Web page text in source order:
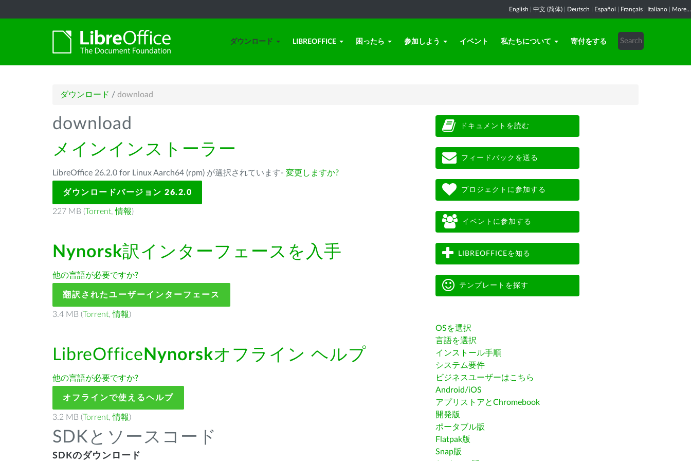
English 中文 (简体) Deutsch Español Français Italiano More...
ダウンロード LIBREOFFICE 困ったら 参加しよう イベント 私たちについて 寄付をする
ダウンロード / download
download
メインインストーラー
LibreOffice 26.2.0 for Linux Aarch64 (rpm) が選択されています- 変更しますか?
ダウンロードバージョン 26.2.0
227 MB (Torrent,情報)
Nynorsk訳インターフェースを入手
他の言語が必要ですか?
翻訳されたユーザーインターフェース
3.4 MB (Torrent,情報)
LibreOffice Nynorskオフライン ヘルプ
他の言語が必要ですか?
オフラインで使えるヘルプ
3.2 MB (Torrent,情報)
SDKとソースコード
SDKのダウンロード
ドキュメントを読む
フィードバックを送る
プロジェクトに参加する
イベントに参加する
LIBREOFFICEを知る
テンプレートを探す
OSを選択
言語を選択
インストール手順
システム要件
ビジネスユーザーはこちら
Android/iOS
アプリストアとChromebook
開発版
ポータブル版
Flatpak版
Snap版